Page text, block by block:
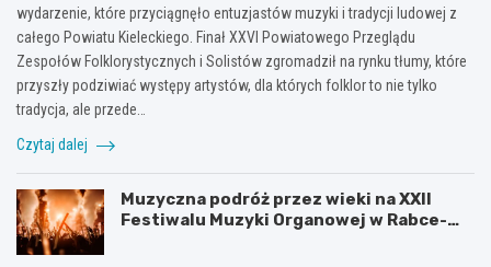
wydarzenie, które przyciągnęło entuzjastów muzyki i tradycji ludowej z
całego Powiatu Kieleckiego. Finał XXVI Powiatowego Przeglądu
Zespołów Folklorystycznych i Solistów zgromadził na rynku tłumy, które
przyszły podziwiać występy artystów, dla których folklor to nie tylko
tradycja, ale przede…
Czytaj dalej
Muzyczna podróż przez wieki na XXII
Festiwalu Muzyki Organowej w Rabce-